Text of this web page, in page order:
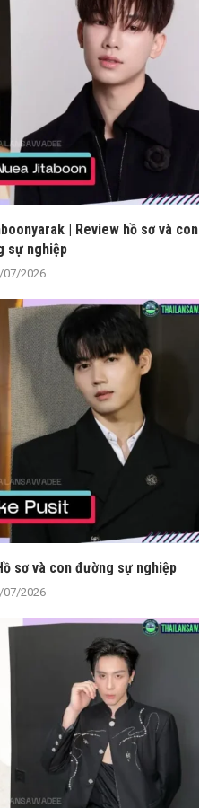
| Review hồ sơ và con
sự nghiệp
07/2026
sơ và con đường sự nghiệp
07/2026